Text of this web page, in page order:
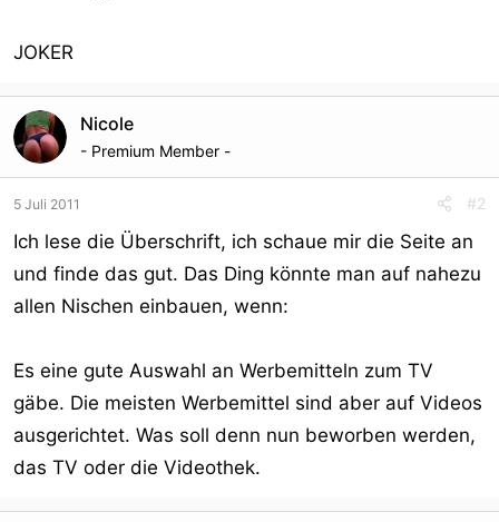
JOKER
Nicole
- Premium Member -
5 Juli 2011 #2
Ich lese die Überschrift, ich schaue mir die Seite an
und finde das gut. Das Ding könnte man auf nahezu
allen Nischen einbauen, wenn:
Es eine gute Auswahl an Werbemitteln zum TV
gäbe. Die meisten Werbemittel sind aber auf Videos
ausgerichtet. Was soll denn nun beworben werden,
das TV oder die Videothek.